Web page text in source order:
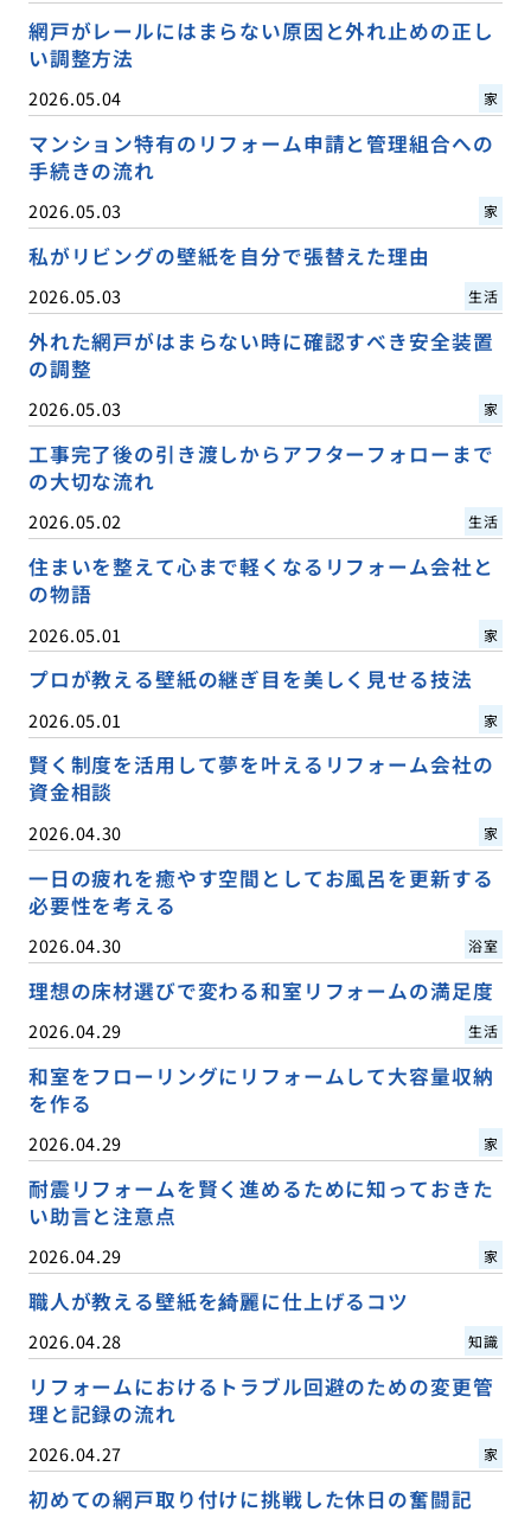
網戸がレールにはまらない原因と外れ止めの正し
い調整方法
2026.05.04 家
マンション特有のリフォーム申請と管理組合への
手続きの流れ
2026.05.03 家
私がリビングの壁紙を自分で張替えた理由
2026.05.03 生活
外れた網戸がはまらない時に確認すべき安全装置
の調整
2026.05.03 家
工事完了後の引き渡しからアフターフォローまで
の大切な流れ
2026.05.02 生活
住まいを整えて心まで軽くなるリフォーム会社と
の物語
2026.05.01 家
プロが教える壁紙の継ぎ目を美しく見せる技法
2026.05.01 家
賢く制度を活用して夢を叶えるリフォーム会社の
資金相談
2026.04.30 家
一日の疲れを癒やす空間としてお風呂を更新する
必要性を考える
2026.04.30 浴室
理想の床材選びで変わる和室リフォームの満足度
2026.04.29 生活
和室をフローリングにリフォームして大容量収納
を作る
2026.04.29 家
耐震リフォームを賢く進めるために知っておきた
い助言と注意点
2026.04.29 家
職人が教える壁紙を綺麗に仕上げるコツ
2026.04.28 知識
リフォームにおけるトラブル回避のための変更管
理と記録の流れ
2026.04.27 家
初めての網戸取り付けに挑戦した休日の奮闘記